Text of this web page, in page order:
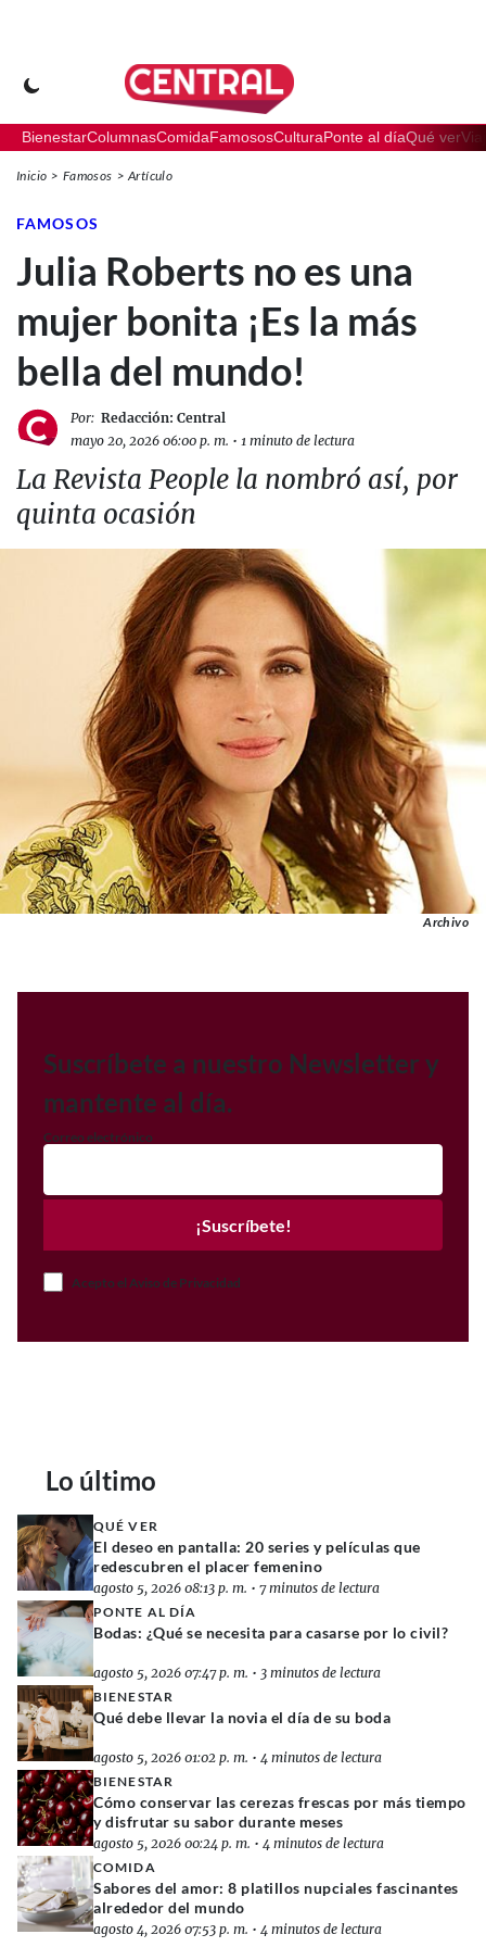
BienestarColumnasComidaFamososCulturaPonte al díaQué ver
Inicio Famosos Artículo
FAMOSOS
Julia Roberts no es una
mujer bonita ¡Es la más
bella del mundo!
Por: Redacción: Central
mayo 20, 2026 06:00 p. m. • 1 minuto de lectura
La Revista People la nombró así, por
quinta ocasión
Archivo
Suscríbete a nuestro Newsletter y
mantente al día.
Correo electrónico
¡Suscríbete!
Acepto el Aviso de Privacidad
Lo último
QUÉ VER
El deseo en pantalla: 20 series y películas que
redescubren el placer femenino
agosto 5, 2026 08:13 p. m. • 7 minutos de lectura
PONTE AL DÍA
Bodas: ¿Qué se necesita para casarse por lo civil?
agosto 5, 2026 07:47 p. m. • 3 minutos de lectura
BIENESTAR
Qué debe llevar la novia el día de su boda
agosto 5, 2026 01:02 p. m. • 4 minutos de lectura
BIENESTAR
Cómo conservar las cerezas frescas por más tiempo
y disfrutar su sabor durante meses
agosto 5, 2026 00:24 p. m. • 4 minutos de lectura
COMIDA
Sabores del amor: 8 platillos nupciales fascinantes
alrededor del mundo
agosto 4, 2026 07:53 p. m. • 4 minutos de lectura